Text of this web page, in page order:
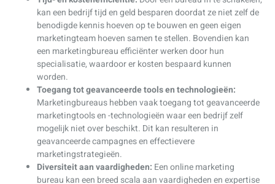
kan een bedrijf tijd en geld besparen doordat ze niet zelf de
benodigde kennis hoeven op te bouwen en geen eigen
marketingteam hoeven samen te stellen. Bovendien kan
een marketingbureau efficiënter werken door hun
specialisatie, waardoor er kosten bespaard kunnen
worden.
Toegang tot geavanceerde tools en technologieën:
Marketingbureaus hebben vaak toegang tot geavanceerde
marketingtools en -technologieën waar een bedrijf zelf
mogelijk niet over beschikt. Dit kan resulteren in
geavanceerde campagnes en effectievere
marketingstrategieën.
Diversiteit aan vaardigheden: Een online marketing
bureau kan een breed scala aan vaardigheden en expertise